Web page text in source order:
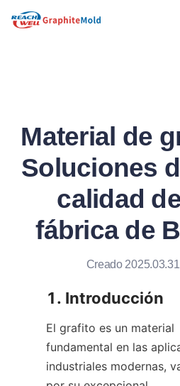
Material de
Soluciones
calidad
fábrica de
Creado 2025.03.31
1. Introducción
El grafito es un material
fundamental en las
industriales modernas,
PRODUCTO
SELECCIONES CALIENTES
NOTICIAS
SOLUCIONES